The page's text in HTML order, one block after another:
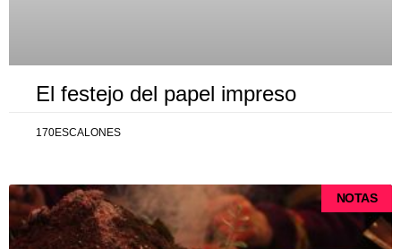
El festejo del papel impreso
170ESCALONES
NOTAS